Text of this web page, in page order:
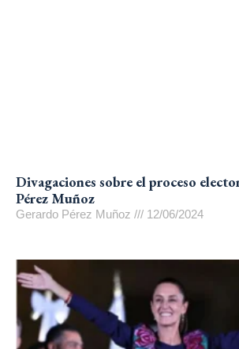
Divagaciones sobre el proceso
Pérez Muñoz
Gerardo Pérez Muñoz 12/06/2024